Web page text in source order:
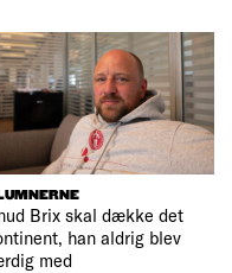
Brix skal dække det
han aldrig blev
med